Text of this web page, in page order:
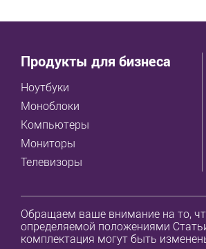
Продукты для бизнеса
Ноутбуки
Моноблоки
Компьютеры
Мониторы
Телевизоры
Обращаем ваше внимание на то,
определяемой положениями
комплектация могут быть